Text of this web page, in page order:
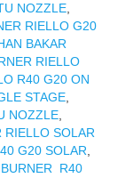
NOZZLE
RIELLO G20
BAKAR
RIELLO
R40 G20 ON
STAGE
NOZZLE
RIELLO SOLAR
G20 SOLAR
R40